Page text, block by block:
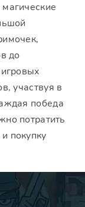
до
участвуя в
победа
потратить
покупку